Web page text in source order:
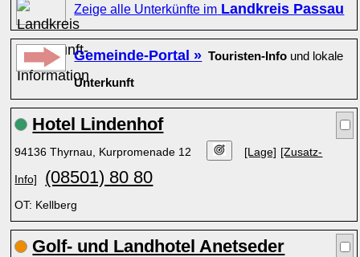
Zeige alle Unterkünfte im Landkreis Passau
Gemeinde-Portal » Touristen-Info und lokale
Unterkunft
Hotel Lindenhof
94136 Thyrnau, Kurpromenade 12 [Lage] [Zusatz-
Info] (08501) 80 80
OT: Kellberg
Golf- und Landhotel Anetseder